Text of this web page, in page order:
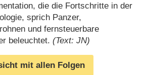
die die Fortschritte in der
sprich Panzer,
und fernsteuerbare
beleuchtet. (Text: JN)
mit allen Folgen